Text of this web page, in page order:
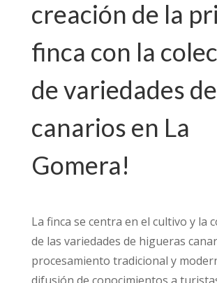
creación de la
finca con la
de variedades
canarios en La
Gomera!
La finca se centra en el cultivo y la
de las variedades de higueras
procesamiento tradicional y
difusión de conocimientos a